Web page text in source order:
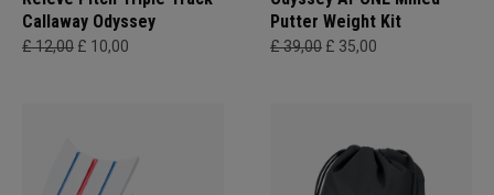
Callaway Odyssey
£ 12,00 £ 10,00
Putter Weight Kit
£ 39,00 £ 35,00